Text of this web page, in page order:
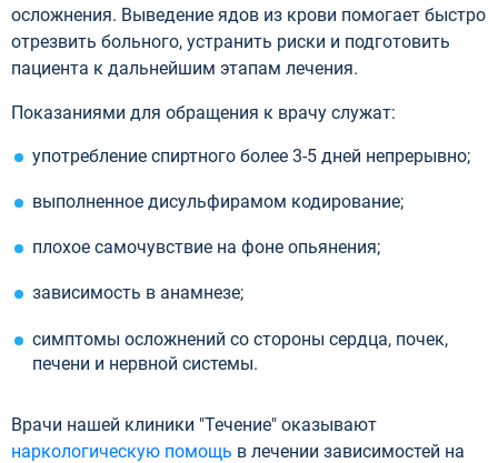
осложнения. Выведение ядов из крови помогает быстро
отрезвить больного, устранить риски и подготовить
пациента к дальнейшим этапам лечения.
Показаниями для обращения к врачу служат:
употребление спиртного более 3-5 дней непрерывно;
выполненное дисульфирамом кодирование;
плохое самочувствие на фоне опьянения;
зависимость в анамнезе;
симптомы осложнений со стороны сердца, почек,
печени и нервной системы.
Врачи нашей клиники "Течение" оказывают
наркологическую помощь в лечении зависимостей на